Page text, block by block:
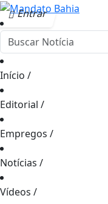
Entrar
Início /
Editorial /
Empregos /
Notícias /
Vídeos /